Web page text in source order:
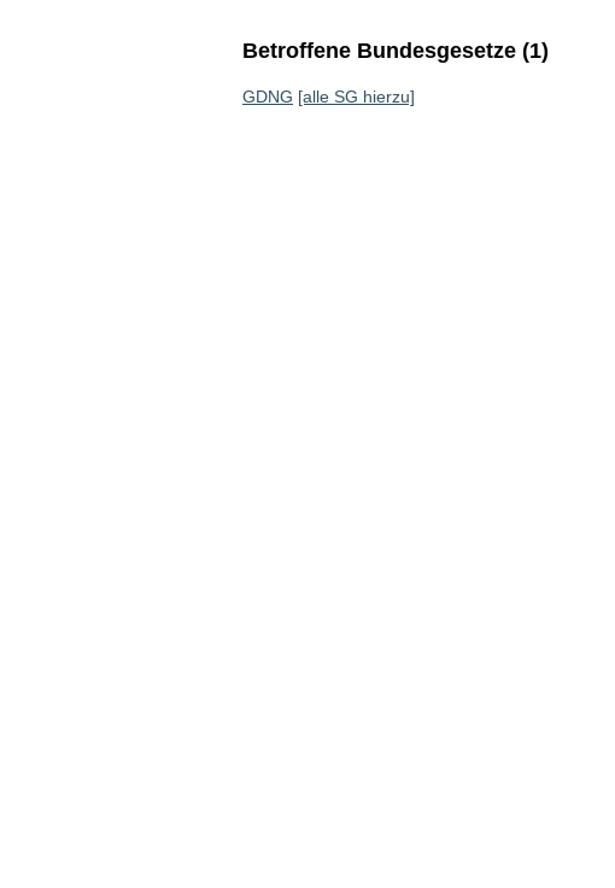
Betroffene Bundesgesetze (1)
GDNG [alle SG hierzu]